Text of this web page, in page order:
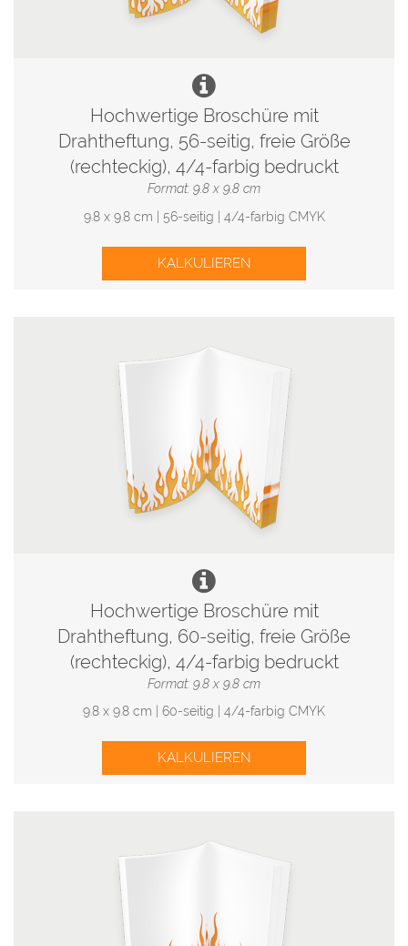
Hochwertige Broschüre mit
Drahtheftung, 56-seitig, freie Größe
(rechteckig), 4/4-farbig bedruckt
Format: 9.8 x 9.8 cm
9.8 x 9.8 cm | 56-seitig | 4/4-farbig CMYK
KALKULIEREN
Hochwertige Broschüre mit
Drahtheftung, 60-seitig, freie Größe
(rechteckig), 4/4-farbig bedruckt
Format: 9.8 x 9.8 cm
9.8 x 9.8 cm | 60-seitig | 4/4-farbig CMYK
KALKULIEREN